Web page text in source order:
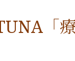
「療